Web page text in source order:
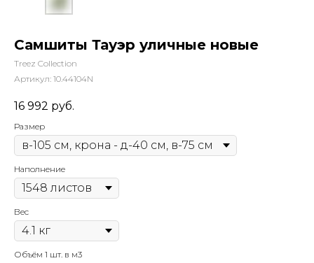
Самшиты Тауэр уличные новые
Treez Collection
Артикул: 10.44104N
16 992 руб.
Размер
Наполнение
Вес
Объём 1 шт. в м3